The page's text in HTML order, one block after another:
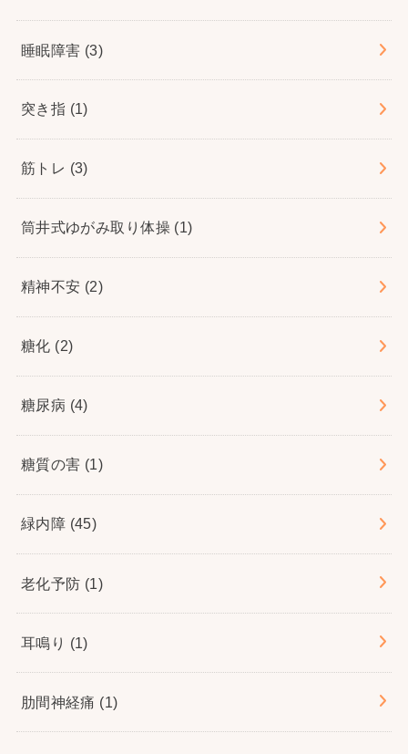
睡眠障害 (3)
突き指 (1)
筋トレ (3)
筒井式ゆがみ取り体操 (1)
精神不安 (2)
糖化 (2)
糖尿病 (4)
糖質の害 (1)
緑内障 (45)
老化予防 (1)
耳鳴り (1)
肋間神経痛 (1)